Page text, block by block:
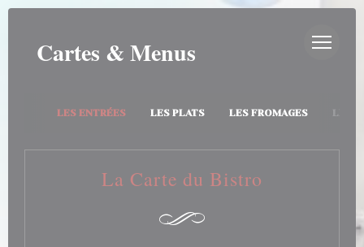
Personnalisation de vos choix en matière de cookies
AU BISTRO
Cartes & Menus
La Carte du Bistro
LES ENTRÉES LES PLATS LES FROMAGES LES